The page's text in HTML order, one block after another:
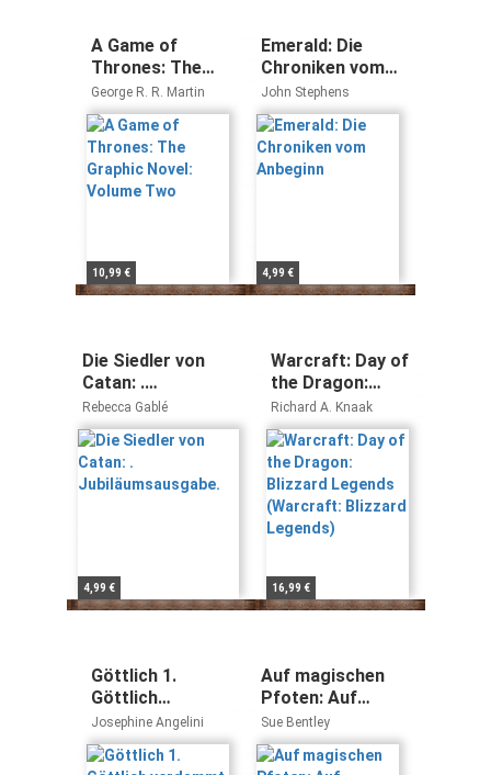
A Game of
Thrones: The
Graphic Novel:
Volume Two
George R. R. Martin
10,99 €
Emerald: Die
Chroniken vom
Anbeginn
John Stephens
4,99 €
Die Siedler von
Catan: .
Jubiläumsausgabe.
Rebecca Gablé
4,99 €
Warcraft: Day of
the Dragon:
Blizzard
Legends
(Warcraft:
Blizzard
Legends)
Richard A. Knaak
16,99 €
Göttlich 1.
Göttlich
verdammt
(Fates & Furies)
Josephine Angelini
Auf magischen
Pfoten: Auf
magischen
Pfoten - Im
Zauberwald
Sue Bentley